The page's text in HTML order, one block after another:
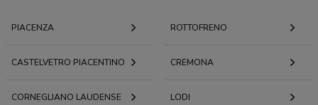
PIACENZA ROTTOFRENO
CASTELVETRO PIACENTINO CREMONA
CORNEGLIANO LAUDENSE LODI